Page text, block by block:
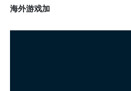
海外游戏加